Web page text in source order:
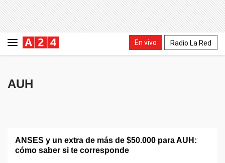
En vivo Radio La Red
AUH
ANSES y un extra de más de $50.000 para AUH:
cómo saber si te corresponde